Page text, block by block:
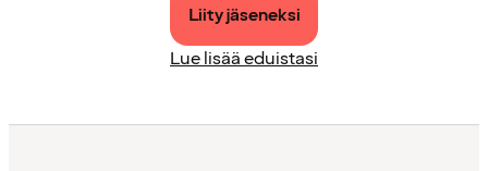
Liity jäseneksi
Lue lisää eduistasi